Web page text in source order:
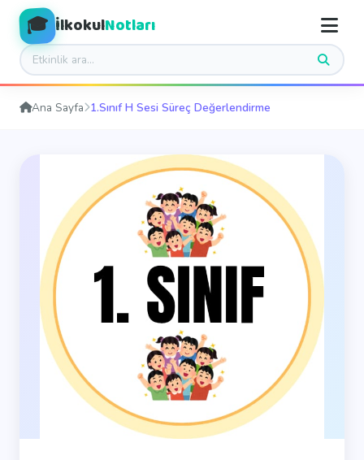
🎓 İlkokulNotları
Ana Sayfa 1.Sınıf H Sesi Süreç Değerlendirme